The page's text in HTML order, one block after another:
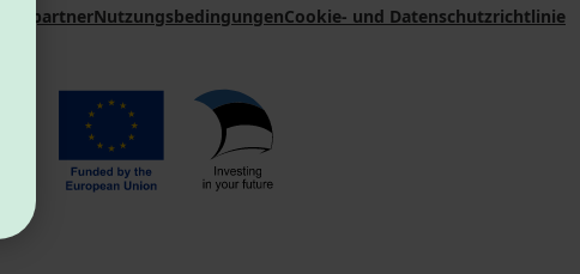
NutzungsbedingungenCookie- und Datenschutzrichtlinie